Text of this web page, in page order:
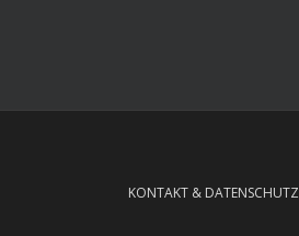
KONTAKT & DATENSCHUTZ